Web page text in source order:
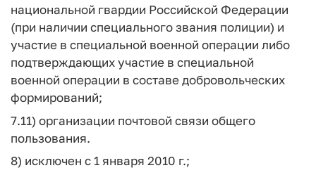
национальной гвардии Российской Федерации
(при наличии специального звания полиции) и
участие в специальной военной операции либо
подтверждающих участие в специальной
военной операции в составе добровольческих
формирований;
7.11) организации почтовой связи общего
пользования.
8) исключен с 1 января 2010 г.;